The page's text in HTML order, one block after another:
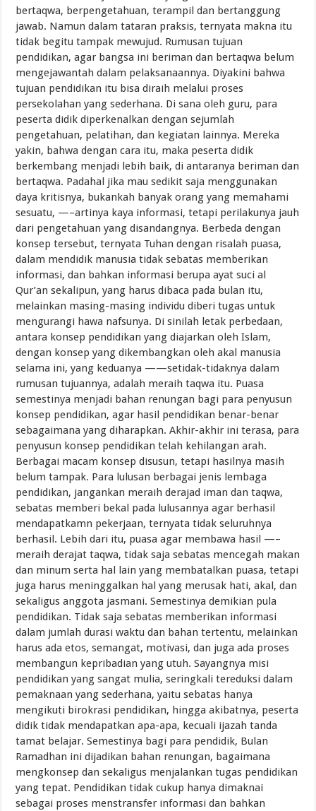
bertaqwa, berpengetahuan, terampil dan bertanggung
jawab. Namun dalam tataran praksis, ternyata makna itu
tidak begitu tampak mewujud. Rumusan tujuan
pendidikan, agar bangsa ini beriman dan bertaqwa belum
mengejawantah dalam pelaksanaannya. Diyakini bahwa
tujuan pendidikan itu bisa diraih melalui proses
persekolahan yang sederhana. Di sana oleh guru, para
peserta didik diperkenalkan dengan sejumlah
pengetahuan, pelatihan, dan kegiatan lainnya. Mereka
yakin, bahwa dengan cara itu, maka peserta didik
berkembang menjadi lebih baik, di antaranya beriman dan
bertaqwa. Padahal jika mau sedikit saja menggunakan
daya kritisnya, bukankah banyak orang yang memahami
sesuatu, —–artinya kaya informasi, tetapi perilakunya jauh
dari pengetahuan yang disandangnya. Berbeda dengan
konsep tersebut, ternyata Tuhan dengan risalah puasa,
dalam mendidik manusia tidak sebatas memberikan
informasi, dan bahkan informasi berupa ayat suci al
Qur’an sekalipun, yang harus dibaca pada bulan itu,
melainkan masing-masing individu diberi tugas untuk
mengurangi hawa nafsunya. Di sinilah letak perbedaan,
antara konsep pendidikan yang diajarkan oleh Islam,
dengan konsep yang dikembangkan oleh akal manusia
selama ini, yang keduanya ——setidak-tidaknya dalam
rumusan tujuannya, adalah meraih taqwa itu. Puasa
semestinya menjadi bahan renungan bagi para penyusun
konsep pendidikan, agar hasil pendidikan benar-benar
sebagaimana yang diharapkan. Akhir-akhir ini terasa, para
penyusun konsep pendidikan telah kehilangan arah.
Berbagai macam konsep disusun, tetapi hasilnya masih
belum tampak. Para lulusan berbagai jenis lembaga
pendidikan, jangankan meraih derajad iman dan taqwa,
sebatas memberi bekal pada lulusannya agar berhasil
mendapatkamn pekerjaan, ternyata tidak seluruhnya
berhasil. Lebih dari itu, puasa agar membawa hasil —–
meraih derajat taqwa, tidak saja sebatas mencegah makan
dan minum serta hal lain yang membatalkan puasa, tetapi
juga harus meninggalkan hal yang merusak hati, akal, dan
sekaligus anggota jasmani. Semestinya demikian pula
pendidikan. Tidak saja sebatas memberikan informasi
dalam jumlah durasi waktu dan bahan tertentu, melainkan
harus ada etos, semangat, motivasi, dan juga ada proses
membangun kepribadian yang utuh. Sayangnya misi
pendidikan yang sangat mulia, seringkali tereduksi dalam
pemaknaan yang sederhana, yaitu sebatas hanya
mengikuti birokrasi pendidikan, hingga akibatnya, peserta
didik tidak mendapatkan apa-apa, kecuali ijazah tanda
tamat belajar. Semestinya bagi para pendidik, Bulan
Ramadhan ini dijadikan bahan renungan, bagaimana
mengkonsep dan sekaligus menjalankan tugas pendidikan
yang tepat. Pendidikan tidak cukup hanya dimaknai
sebagai proses menstransfer informasi dan bahkan